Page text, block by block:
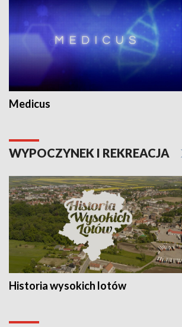
Medicus
WYPOCZYNEK I REKREACJA
Historia wysokich lotów